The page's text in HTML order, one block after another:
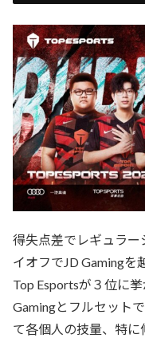
得失点差でレギュラ
イオフでJD Gamingを
Top Esportsが３位に
Gamingとフルセット
て各個人の技量、特